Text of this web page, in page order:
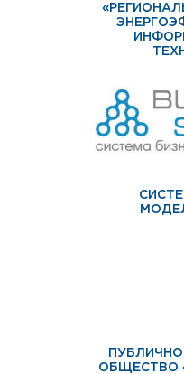
ОБЩЕСТВО